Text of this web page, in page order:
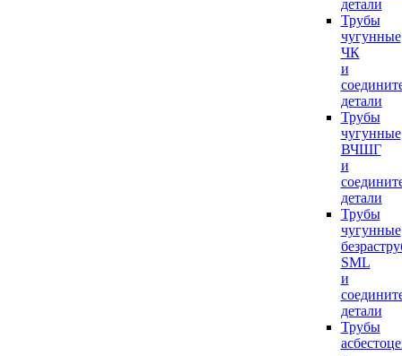
детали
Трубы
чугунные
ЧК
и
детали
Трубы
чугунные
ВЧШГ
и
детали
Трубы
чугунные
SML
и
детали
Трубы